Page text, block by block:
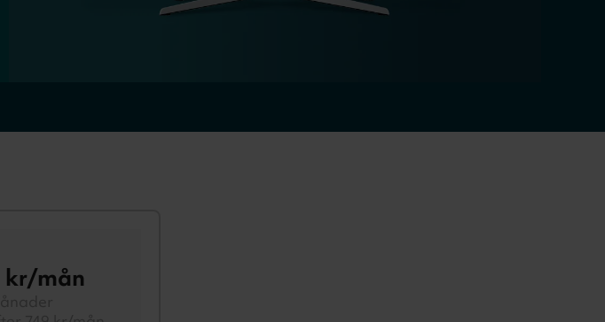
kr/mån